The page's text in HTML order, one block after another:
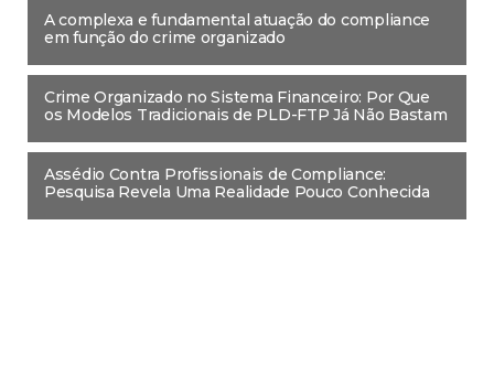
A complexa e fundamental atuação do compliance
em função do crime organizado
Crime Organizado no Sistema Financeiro: Por Que
os Modelos Tradicionais de PLD-FTP Já Não Bastam
Assédio Contra Profissionais de Compliance:
Pesquisa Revela Uma Realidade Pouco Conhecida